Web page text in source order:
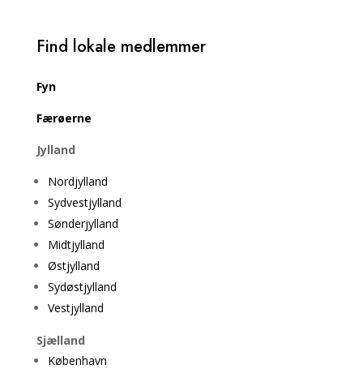
Find lokale medlemmer
Fyn
Færøerne
Jylland
Nordjylland
Sydvestjylland
Sønderjylland
Midtjylland
Østjylland
Sydøstjylland
Vestjylland
Sjælland
København